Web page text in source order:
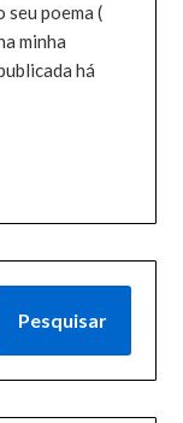
poema (
minha
há
Pesquisar